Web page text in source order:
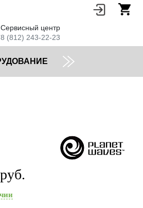
Сервисный центр
8 (812) 243-22-23